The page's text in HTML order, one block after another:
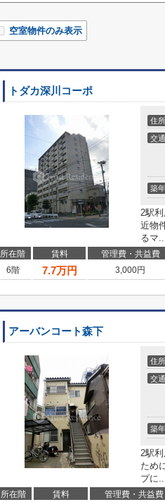
空室物件のみ表示
トダカ深川コーポ
住所
交通
築年
2駅
近物
るマ
所在階 賃料 管理費・共益費
6階
7.7万円 3,000円
アーバンコート森下
住所
交通
築年
2駅
ため
プに
所在階 賃料 管理費・共益費